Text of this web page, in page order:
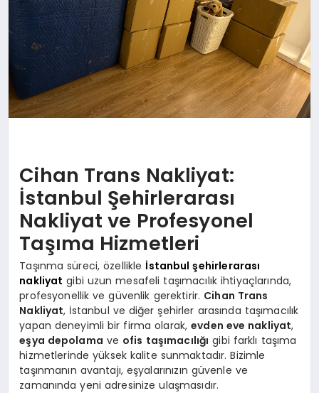
Cihan Trans Nakliyat:
İstanbul Şehirlerarası
Nakliyat ve Profesyonel
Taşıma Hizmetleri
Taşınma süreci, özellikle İstanbul şehirlerarası
nakliyat gibi uzun mesafeli taşımacılık ihtiyaçlarında,
profesyonellik ve güvenlik gerektirir. Cihan Trans
Nakliyat, İstanbul ve diğer şehirler arasında taşımacılık
yapan deneyimli bir firma olarak,evden eve nakliyat,
eşya depolama ve ofis taşımacılığı gibi farklı taşıma
hizmetlerinde yüksek kalite sunmaktadır. Bizimle
taşınmanın avantajı, eşyalarınızın güvenle ve
zamanında yeni adresinize ulaşmasıdır.